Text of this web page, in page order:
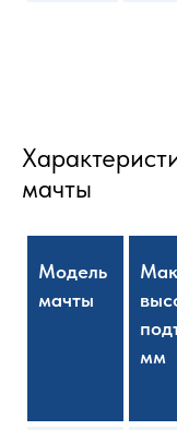
мачты
Модель
мачты
мм